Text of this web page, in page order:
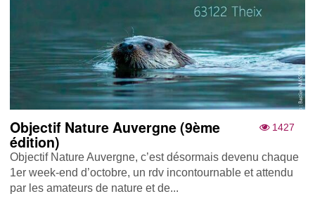
1427
Objectif Nature Auvergne (9ème
édition)
Objectif Nature Auvergne, c’est désormais devenu chaque
1er week-end d’octobre, un rdv incontournable et attendu
par les amateurs de nature et de...